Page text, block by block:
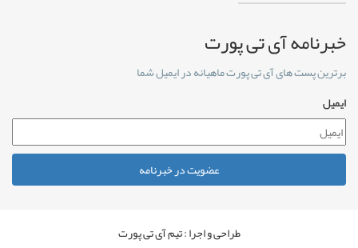
خبرنامه آی تی پورت
برترین پست های آی تی پورت ماهیانه در ایمیل شما
ایمیل
عضویت در خبرنامه
طراحی و اجرا : تیم آی تی پورت